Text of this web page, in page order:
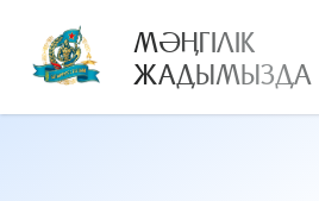
МӘҢГІЛІК
ЖАДЫМЫЗДА